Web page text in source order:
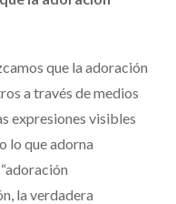
que la adoración
a través de medios
expresiones visibles
lo que adorna
la verdadera